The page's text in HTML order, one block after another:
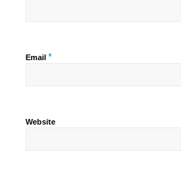
Email *
Website